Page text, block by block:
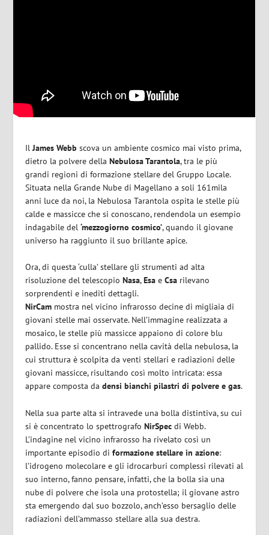
IlJames Webb scova un ambiente cosmico mai visto prima,
dietro la polvere dellaNebulosa Tarantola, tra le più
grandi regioni di formazione stellare del Gruppo Locale.
Situata nella Grande Nube di Magellano a soli 161mila
anni luce da noi, la Nebulosa Tarantola ospita le stelle più
calde e massicce che si conoscano, rendendola un esempio
indagabile del‘mezzogiorno cosmico’, quando il giovane
universo ha raggiunto il suo brillante apice.
Ora, di questa ‘culla’ stellare gli strumenti ad alta
risoluzione del telescopioNasa,Esa eCsa rilevano
sorprendenti e inediti dettagli.
NirCam mostra nel vicino infrarosso decine di migliaia di
giovani stelle mai osservate. Nell’immagine realizzata a
mosaico, le stelle più massicce appaiono di colore blu
pallido. Esse si concentrano nella cavità della nebulosa, la
cui struttura è scolpita da venti stellari e radiazioni delle
giovani massicce, risultando così molto intricata: essa
appare composta dadensi bianchi pilastri di polvere e gas.
Nella sua parte alta si intravede una bolla distintiva, su cui
si è concentrato lo spettrografoNirSpec di Webb.
L’indagine nel vicino infrarosso ha rivelato così un
importante episodio di formazione stellare in azione:
l’idrogeno molecolare e gli idrocarburi complessi rilevati al
suo interno, fanno pensare, infatti, che la bolla sia una
nube di polvere che isola una protostella; il giovane astro
sta emergendo dal suo bozzolo, anch’esso bersaglio delle
radiazioni dell’ammasso stellare alla sua destra.